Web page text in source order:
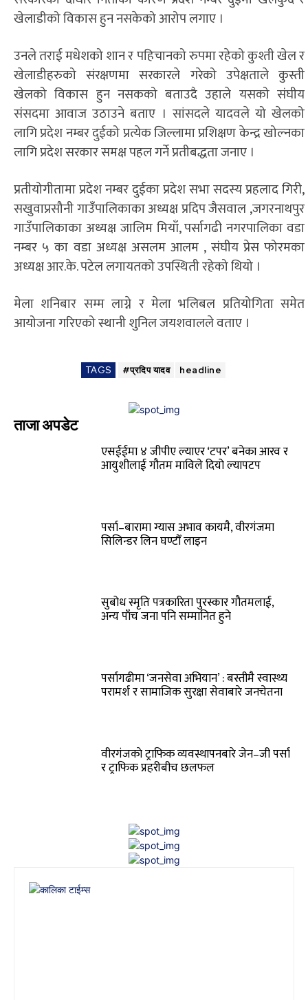
खेलाडीको विकास हुन नसकेको आरोप लगाए ।
उनले तराई मधेशको शान र पहिचानको रुपमा रहेको कुश्ती खेल र
खेलाडीहरुको संरक्षणमा सरकारले गरेको उपेक्षताले कुस्ती
खेलको विकास हुन नसकको बताउदै उहाले यसको संघीय
संंसदमा आवाज उठाउने बताए । सांसदले यादवले यो खेलको
लागि प्रदेश नम्बर दुईको प्रत्येक जिल्लामा प्रशिक्षण केन्द्र खोल्नका
लागि प्रदेश सरकार समक्ष पहल गर्ने प्रतीबद्धता जनाए ।
प्रतीयोगीतामा प्रदेश नम्बर दुईका प्रदेश सभा सदस्य प्रहलाद गिरी,
सखुवाप्रसौनी गाउँपालिकाका अध्यक्ष प्रदिप जैसवाल ,जगरनाथपुर
गाउँपालिकाका अध्यक्ष जालिम मियाँ, पर्सागढी नगरपालिका वडा
नम्बर ५ का वडा अध्यक्ष असलम आलम , संघीय प्रेस फोरमका
अध्यक्ष आर.के. पटेल लगायतको उपस्थिती रहेको थियो ।
मेला शनिबार सम्म लाग्ने र मेला भलिबल प्रतियोगिता समेत
आयोजना गरिएको स्थानी शुनिल जयशवालले वताए ।
TAGS #प्रदिप यादव headline
ताजा अपडेट
एसईईमा ४ जीपीए ल्याएर ‘टपर’ बनेका आरव र
आयुशीलाई गौतम माविले दियो ल्यापटप
पर्सा–बारामा ग्यास अभाव कायमै, वीरगंजमा
सिलिन्डर लिन घण्टौँ लाइन
सुबोध स्मृति पत्रकारिता पुरस्कार गौतमलाई,
अन्य पाँच जना पनि सम्मानित हुने
पर्सागढीमा ‘जनसेवा अभियान’ : बस्तीमै स्वास्थ्य
परामर्श र सामाजिक सुरक्षा सेवाबारे जनचेतना
वीरगंजकाे ट्राफिक व्यवस्थापनबारे जेन–जी पर्सा
र ट्राफिक प्रहरीबीच छलफल